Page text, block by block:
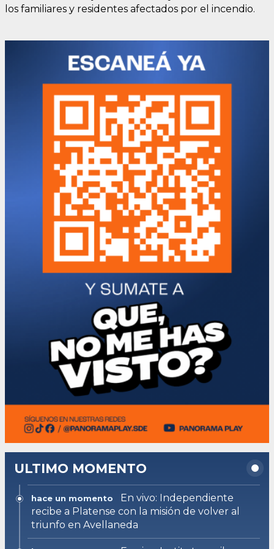
los familiares y residentes afectados por el incendio.
ULTIMO MOMENTO
hace un momento
En vivo: Independiente
recibe a Platense con la misión de volver al
triunfo en Avellaneda